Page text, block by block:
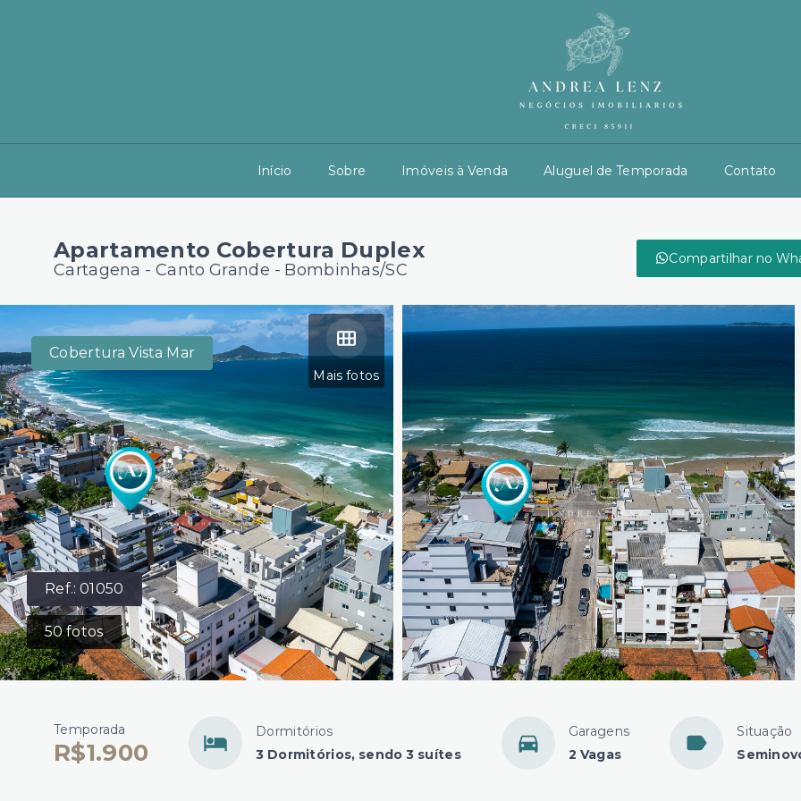
Início Sobre Imóveis à Venda Aluguel de Temporada Contato
Apartamento Cobertura Duplex
Cartagena -Canto Grande - Bombinhas/SC
Compartilhar no
Ref.:01050
50fotos
Mais fotos
Cobertura Vista Mar
Temporada
R$1.900
Dormitórios
3 Dormitórios, sendo 3 suítes
Garagens
2 Vagas
Situação